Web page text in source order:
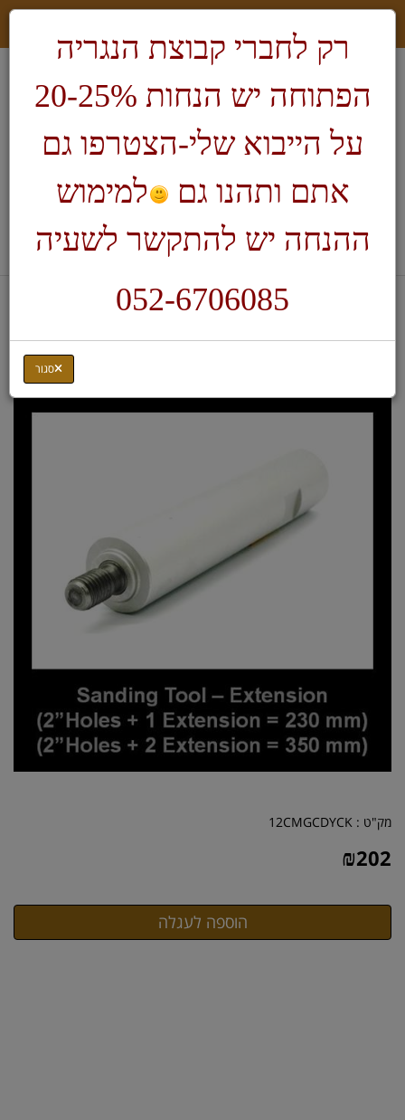
לעגלת הקניות
Manpa Tools
מק"ט : 12CMGCDYCK
₪202
רק לחברי קבוצת הנגריה
הפתוחה יש הנחות 20-25%
על הייבוא שלי-הצטרפו גם
אתם ותהנו גם
למימוש
ההנחה יש להתקשר לשעיה
052-6706085
סגור